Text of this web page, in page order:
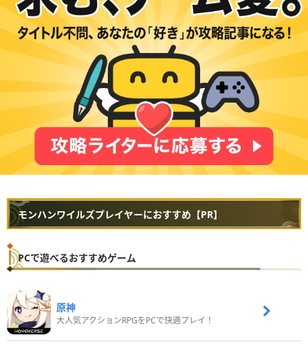
モンハンワイルズプレイヤーにおすすめ【PR】
PCで遊べるおすすめゲーム
原神
大人気アクションRPGをPCで快適プレイ！